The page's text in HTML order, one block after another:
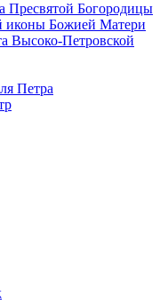
Пресвятой Богородицы
иконы Божией Матери
Высоко-Петровской
Петра